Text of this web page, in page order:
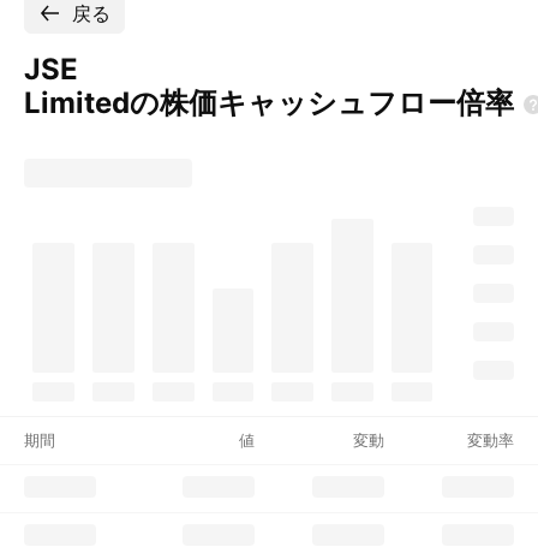
戻る
JSE
Limitedの株価キャッシュフロー倍率
期間 値 変動 変動率